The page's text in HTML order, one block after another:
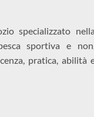
specializzato nella
sportiva e
pratica, abilità